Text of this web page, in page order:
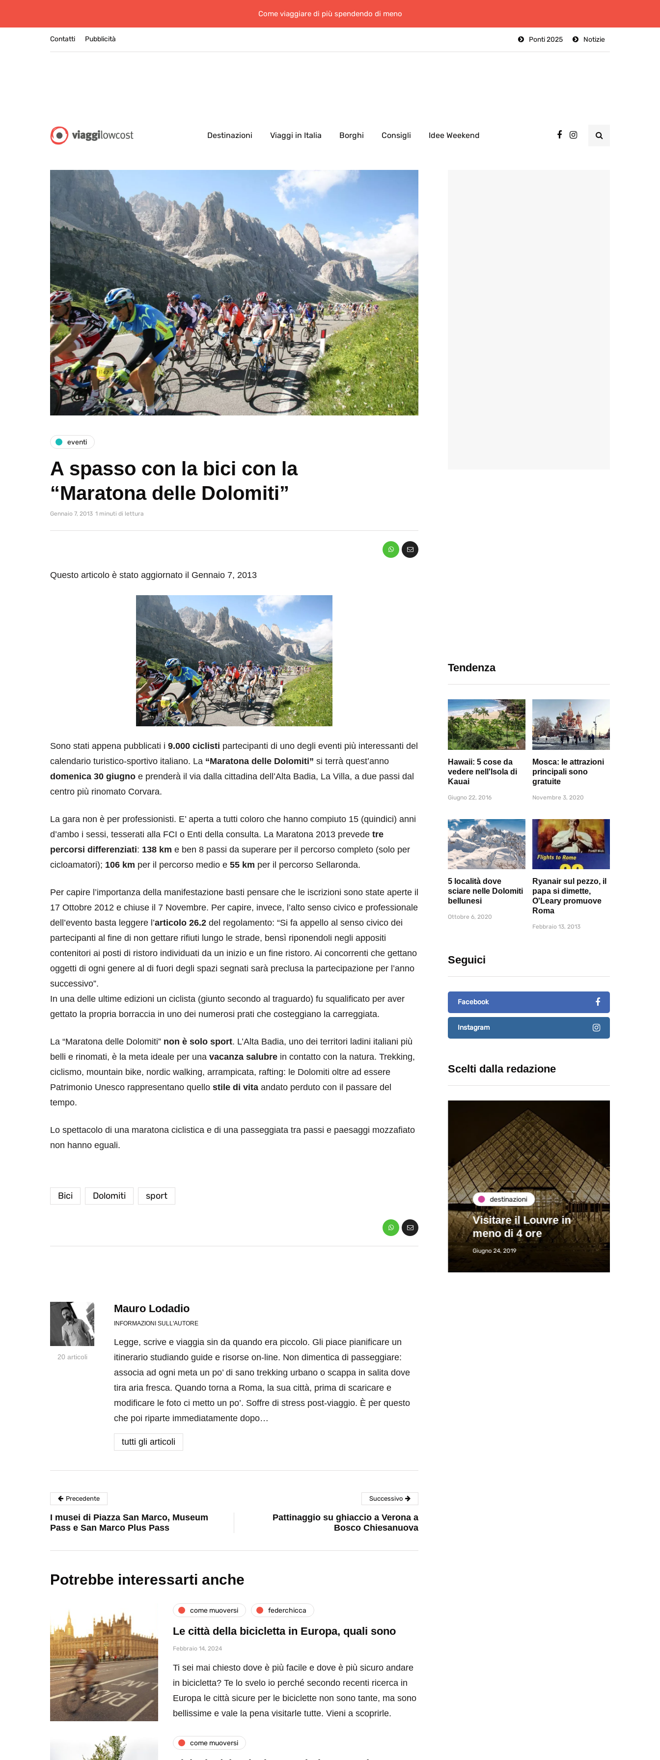
Come viaggiare di più spendendo di meno
Contatti Notizie
Ponti 2025
Pubblicità
Destinazioni Viaggi in Italia Borghi Consigli Idee Weekend
eventi
A spasso con la bici con la
“Maratona delle Dolomiti”
Gennaio 7, 2013 1 minuti di lettura
Questo articolo è stato aggiornato il Gennaio 7, 2013
Sono stati appena pubblicati i 9.000 ciclisti partecipanti di uno degli eventi più interessanti del
calendario turistico-sportivo italiano. La “Maratona delle Dolomiti” si terrà quest’anno
domenica 30 giugno e prenderà il via dalla cittadina dell’Alta Badia, La Villa, a due passi dal
centro più rinomato Corvara.
La gara non è per professionisti. E’ aperta a tutti coloro che hanno compiuto 15 (quindici) anni
d’ambo i sessi, tesserati alla FCI o Enti della consulta. La Maratona 2013 prevede tre
percorsi differenziati: 138 km e ben 8 passi da superare per il percorso completo (solo per
cicloamatori); 106 km per il percorso medio e 55 km per il percorso Sellaronda.
Per capire l’importanza della manifestazione basti pensare che le iscrizioni sono state aperte il
17 Ottobre 2012 e chiuse il 7 Novembre. Per capire, invece, l’alto senso civico e professionale
dell’evento basta leggere l’articolo 26.2 del regolamento: “Si fa appello al senso civico dei
partecipanti al fine di non gettare rifiuti lungo le strade, bensì riponendoli negli appositi
contenitori ai posti di ristoro individuati da un inizio e un fine ristoro. Ai concorrenti che gettano
oggetti di ogni genere al di fuori degli spazi segnati sarà preclusa la partecipazione per l’anno
successivo”.
In una delle ultime edizioni un ciclista (giunto secondo al traguardo) fu squalificato per aver
gettato la propria borraccia in uno dei numerosi prati che costeggiano la carreggiata.
La “Maratona delle Dolomiti” non è solo sport. L’Alta Badia, uno dei territori ladini italiani più
belli e rinomati, è la meta ideale per una vacanza salubre in contatto con la natura. Trekking,
ciclismo, mountain bike, nordic walking, arrampicata, rafting: le Dolomiti oltre ad essere
Patrimonio Unesco rappresentano quello stile di vita andato perduto con il passare del
tempo.
Lo spettacolo di una maratona ciclistica e di una passeggiata tra passi e paesaggi mozzafiato
non hanno eguali.
Bici Dolomiti sport
Tendenza
Hawaii: 5 cose da
vedere nell'Isola di
Kauai
Giugno 22, 2016
Mosca: le attrazioni
principali sono
gratuite
Novembre 3, 2020
5 località dove
sciare nelle Dolomiti
bellunesi
Ottobre 6, 2020
Ryanair sul pezzo, il
papa si dimette,
O'Leary promuove
Roma
Febbraio 13, 2013
Seguici
Facebook
Instagram
Scelti dalla redazione
destinazioni
Eventi di aprile 2026 a
Rimini e dintorni
destinazioni
Visitare il Louvre in
meno di 4 ore
Giugno 24, 2019
20 articoli
Mauro Lodadio
INFORMAZIONI SULL'AUTORE
Legge, scrive e viaggia sin da quando era piccolo. Gli piace pianificare un
itinerario studiando guide e risorse on-line. Non dimentica di passeggiare:
associa ad ogni meta un po’ di sano trekking urbano o scappa in salita dove
tira aria fresca. Quando torna a Roma, la sua città, prima di scaricare e
modificare le foto ci metto un po’. Soffre di stress post-viaggio. È per questo
che poi riparte immediatamente dopo…
tutti gli articoli
Precedente
I musei di Piazza San Marco, Museum
Pass e San Marco Plus Pass
Successivo
Pattinaggio su ghiaccio a Verona a
Bosco Chiesanuova
Potrebbe interessarti anche
come muoversi federchicca
Le città della bicicletta in Europa, quali sono
Febbraio 14, 2024
Ti sei mai chiesto dove è più facile e dove è più sicuro andare
in bicicletta? Te lo svelo io perché secondo recenti ricerca in
Europa le città sicure per le biciclette non sono tante, ma sono
bellissime e vale la pena visitarle tutte. Vieni a scoprirle.
come muoversi